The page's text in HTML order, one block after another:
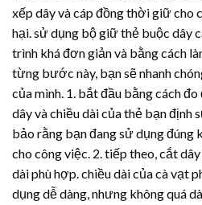
xếp dây và cáp đồng thời giữ cho
hại. sử dụng bộ giữ thẻ buộc dây
trình khá đơn giản và bằng cách
từng bước này, bạn sẽ nhanh
của mình. 1. bắt đầu bằng cách
dây và chiều dài của thẻ bạn định
bảo rằng bạn đang sử dụng đúng
cho công việc. 2. tiếp theo, cắt
dài phù hợp. chiều dài của cà vạt
dụng dễ dàng, nhưng không quá